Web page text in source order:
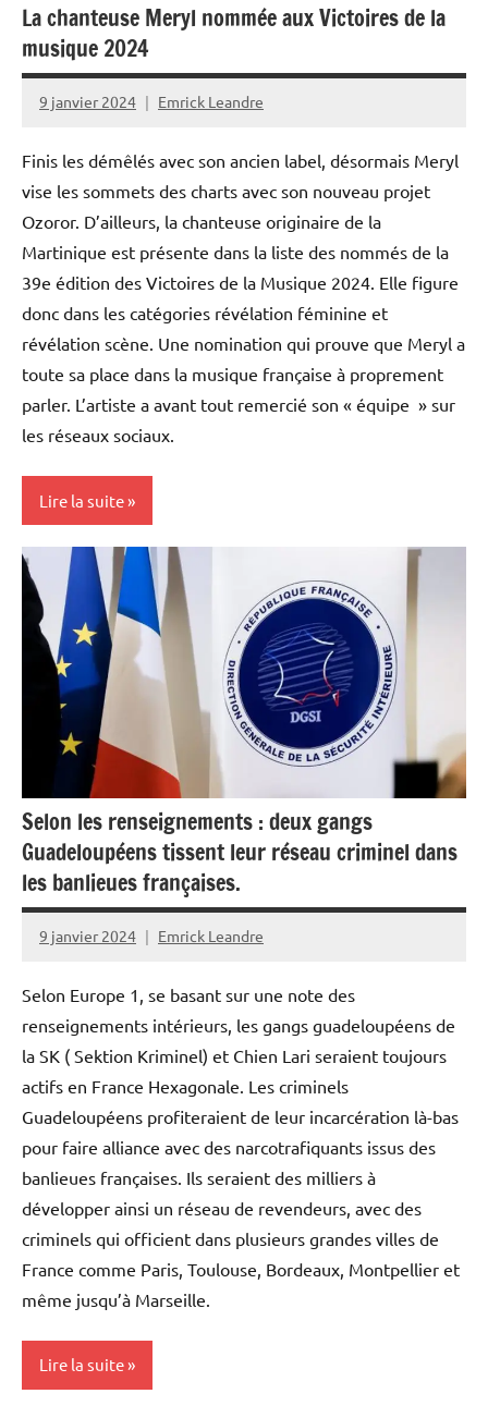
La chanteuse Meryl nommée aux Victoires de la
musique 2024
9 janvier 2024 Emrick Leandre
Finis les démêlés avec son ancien label, désormais Meryl
vise les sommets des charts avec son nouveau projet
Ozoror. D’ailleurs, la chanteuse originaire de la
Martinique est présente dans la liste des nommés de la
39e édition des Victoires de la Musique 2024. Elle figure
donc dans les catégories révélation féminine et
révélation scène. Une nomination qui prouve que Meryl a
toute sa place dans la musique française à proprement
parler. L’artiste a avant tout remercié son « équipe » sur
les réseaux sociaux.
Lire la suite
Antilles-
Guyane
Blog
Culture
Martinique
Musique
Outremer
Selon les renseignements : deux gangs
Guadeloupéens tissent leur réseau criminel dans
les banlieues françaises.
9 janvier 2024 Emrick Leandre
Selon Europe 1, se basant sur une note des
renseignements intérieurs, les gangs guadeloupéens de
la SK ( Sektion Kriminel) et Chien Lari seraient toujours
actifs en France Hexagonale. Les criminels
Guadeloupéens profiteraient de leur incarcération là-bas
pour faire alliance avec des narcotrafiquants issus des
banlieues françaises. Ils seraient des milliers à
développer ainsi un réseau de revendeurs, avec des
criminels qui officient dans plusieurs grandes villes de
France comme Paris, Toulouse, Bordeaux, Montpellier et
même jusqu’à Marseille.
Lire la suite